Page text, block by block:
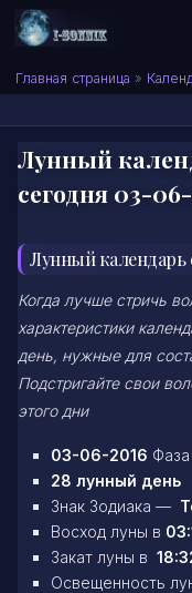
Skip to content
Сонник I-
Главная страница »
Лунный
сегодня 03-
Лунный календарь
Когда лучше стричь
характеристики
день, нужные для
Подстригайте свои
этого дни
03-06-2016
28 лунный день
Знак Зодиака —
Восход луны в
Закат луны в
Освещенность